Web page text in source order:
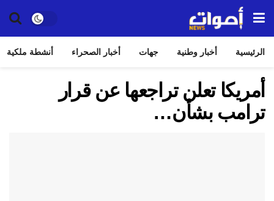
الرئيسية أخبار وطنية جهات أخبار الصحراء أنشطة ملكية
أمريكا تعلن تراجعها عن قرار
ترامب بشأن…